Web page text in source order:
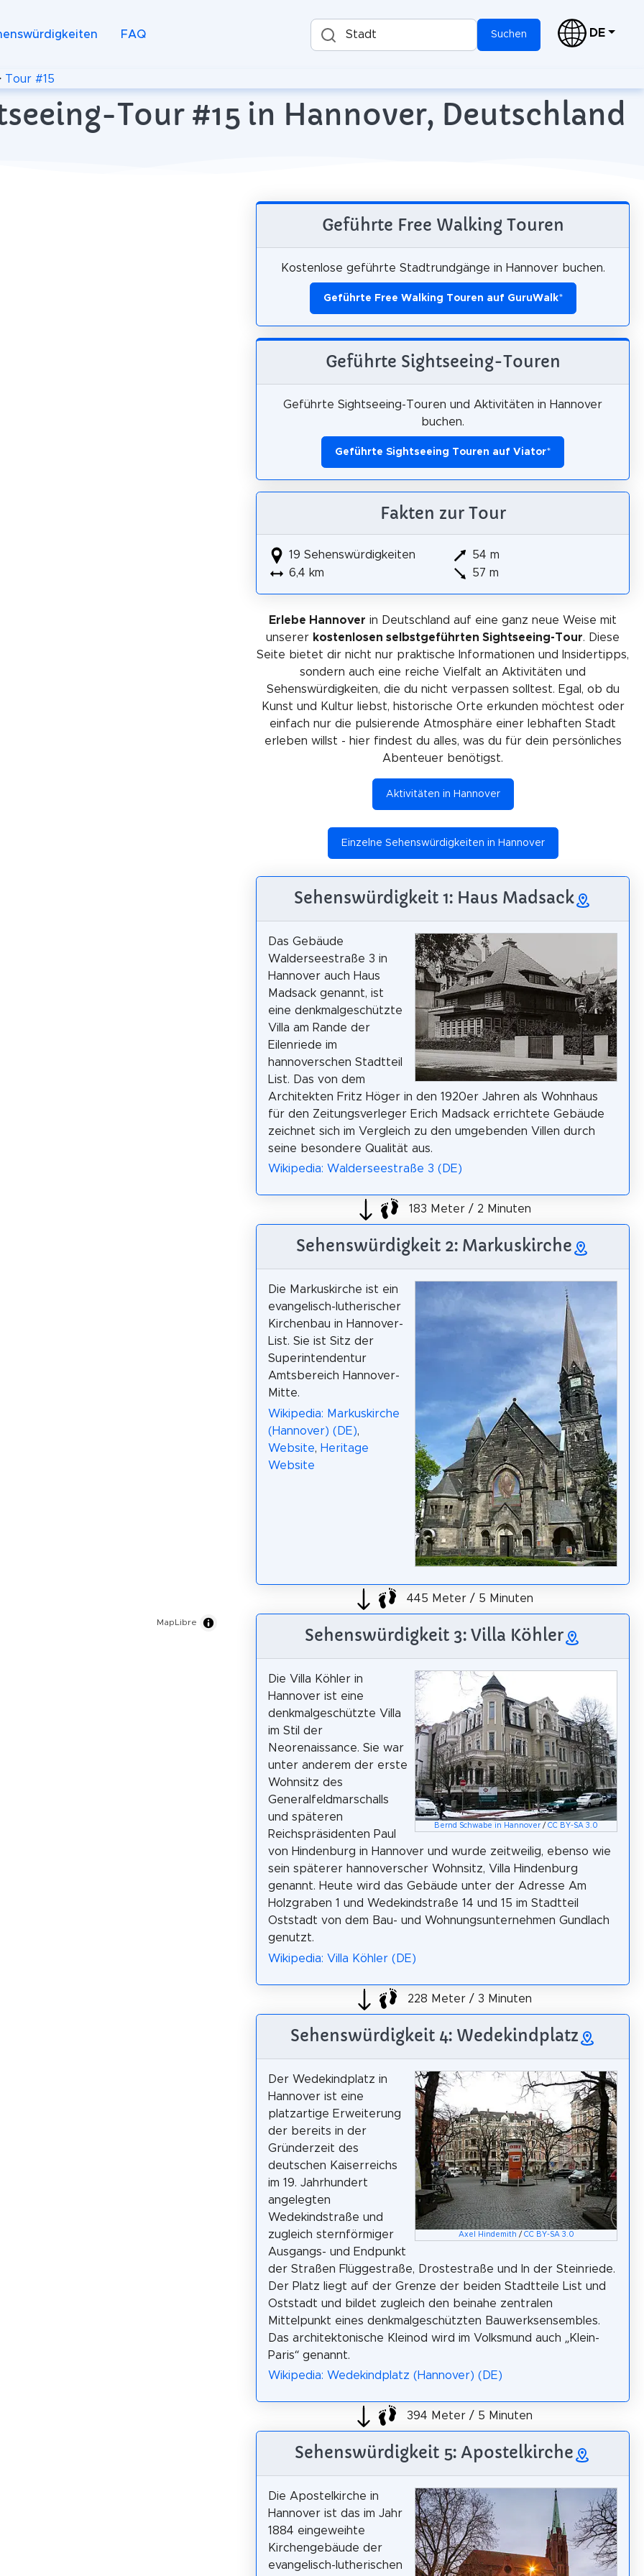
FAQ Stadt Suchen DE
Tour #15
Tour #15 in Hannover, Deutschland
MapLibre
Geführte Free Walking Touren
Kostenlose geführte Stadtrundgänge in Hannover buchen.
Geführte Free Walking Touren auf GuruWalk*
Geführte Sightseeing-Touren
Geführte Sightseeing-Touren und Aktivitäten in Hannover
buchen.
Geführte Sightseeing Touren auf Viator*
Fakten zur Tour
19 Sehenswürdigkeiten
6,4 km
54 m
57 m
Erlebe Hannover in Deutschland auf eine ganz neue Weise mit
unserer kostenlosen selbstgeführten Sightseeing-Tour. Diese
Seite bietet dir nicht nur praktische Informationen und Insidertipps,
sondern auch eine reiche Vielfalt an Aktivitäten und
Sehenswürdigkeiten, die du nicht verpassen solltest. Egal, ob du
Kunst und Kultur liebst, historische Orte erkunden möchtest oder
einfach nur die pulsierende Atmosphäre einer lebhaften Stadt
erleben willst - hier findest du alles, was du für dein persönliches
Abenteuer benötigst.
Aktivitäten in Hannover
Einzelne Sehenswürdigkeiten in Hannover
Sehenswürdigkeit 1: Haus Madsack
Das Gebäude
Walderseestraße 3 in
Hannover auch Haus
Madsack genannt, ist
eine denkmalgeschützte
Villa am Rande der
Eilenriede im
hannoverschen Stadtteil
List. Das von dem
Architekten Fritz Höger in den 1920er Jahren als Wohnhaus
für den Zeitungsverleger Erich Madsack errichtete Gebäude
zeichnet sich im Vergleich zu den umgebenden Villen durch
seine besondere Qualität aus.
Wikipedia: Walderseestraße 3 (DE)
183 Meter / 2 Minuten
Sehenswürdigkeit 2: Markuskirche
Die Markuskirche ist ein
evangelisch-lutherischer
Kirchenbau in Hannover-
List. Sie ist Sitz der
Superintendentur
Amtsbereich Hannover-
Mitte.
Wikipedia: Markuskirche
(Hannover) (DE),
Website, Heritage
Website
445 Meter / 5 Minuten
Sehenswürdigkeit 3: Villa Köhler
Bernd Schwabe in Hannover /CC BY-SA 3.0
Die Villa Köhler in
Hannover ist eine
denkmalgeschützte Villa
im Stil der
Neorenaissance. Sie war
unter anderem der erste
Wohnsitz des
Generalfeldmarschalls
und späteren
Reichspräsidenten Paul
von Hindenburg in Hannover und wurde zeitweilig, ebenso wie
sein späterer hannoverscher Wohnsitz, Villa Hindenburg
genannt. Heute wird das Gebäude unter der Adresse Am
Holzgraben 1 und Wedekindstraße 14 und 15 im Stadtteil
Oststadt von dem Bau- und Wohnungsunternehmen Gundlach
genutzt.
Wikipedia: Villa Köhler (DE)
228 Meter / 3 Minuten
Sehenswürdigkeit 4: Wedekindplatz
Axel Hindemith / CC BY-SA 3.0
Der Wedekindplatz in
Hannover ist eine
platzartige Erweiterung
der bereits in der
Gründerzeit des
deutschen Kaiserreichs
im 19. Jahrhundert
angelegten
Wedekindstraße und
zugleich sternförmiger
Ausgangs- und Endpunkt
der Straßen Flüggestraße, Drostestraße und In der Steinriede.
Der Platz liegt auf der Grenze der beiden Stadtteile List und
Oststadt und bildet zugleich den beinahe zentralen
Mittelpunkt eines denkmalgeschützten Bauwerksensembles.
Das architektonische Kleinod wird im Volksmund auch „Klein-
Paris“ genannt.
Wikipedia: Wedekindplatz (Hannover) (DE)
394 Meter / 5 Minuten
Sehenswürdigkeit 5: Apostelkirche
Die Apostelkirche in
Hannover ist das im Jahr
1884 eingeweihte
Kirchengebäude der
evangelisch-lutherischen